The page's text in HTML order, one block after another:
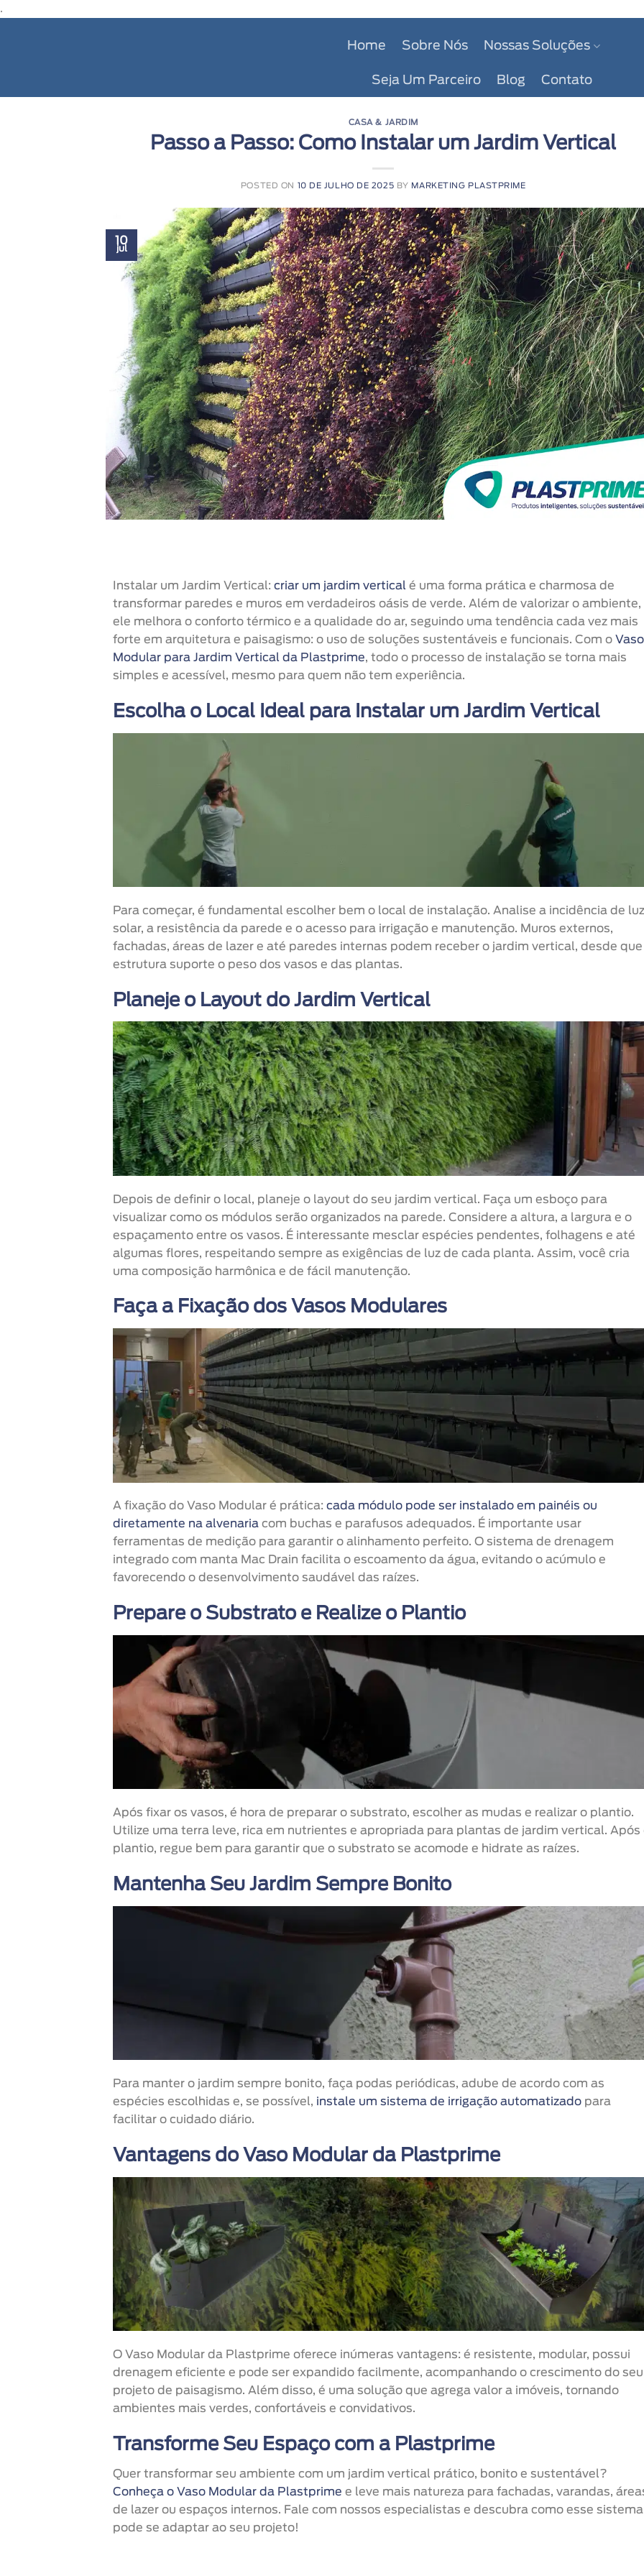
.
Home Sobre Nós Nossas Soluções
Seja Um Parceiro Blog Contato
CASA & JARDIM
Passo a Passo: Como Instalar um Jardim Vertical
POSTED ON 10 DE JULHO DE 2025 BY MARKETING PLASTPRIME
10
jul
Instalar um Jardim Vertical: criar um jardim vertical é uma forma prática e charmosa de
transformar paredes e muros em verdadeiros oásis de verde. Além de valorizar o ambiente,
ele melhora o conforto térmico e a qualidade do ar, seguindo uma tendência cada vez mais
forte em arquitetura e paisagismo: o uso de soluções sustentáveis e funcionais. Com o Vaso
Modular para Jardim Vertical da Plastprime, todo o processo de instalação se torna mais
simples e acessível, mesmo para quem não tem experiência.
Escolha o Local Ideal para Instalar um Jardim Vertical
Para começar, é fundamental escolher bem o local de instalação. Analise a incidência de luz
solar, a resistência da parede e o acesso para irrigação e manutenção. Muros externos,
fachadas, áreas de lazer e até paredes internas podem receber o jardim vertical, desde que
estrutura suporte o peso dos vasos e das plantas.
Planeje o Layout do Jardim Vertical
Depois de definir o local, planeje o layout do seu jardim vertical. Faça um esboço para
visualizar como os módulos serão organizados na parede. Considere a altura, a largura e o
espaçamento entre os vasos. É interessante mesclar espécies pendentes, folhagens e até
algumas flores, respeitando sempre as exigências de luz de cada planta. Assim, você cria
uma composição harmônica e de fácil manutenção.
Faça a Fixação dos Vasos Modulares
A fixação do Vaso Modular é prática: cada módulo pode ser instalado em painéis ou
diretamente na alvenaria com buchas e parafusos adequados. É importante usar
ferramentas de medição para garantir o alinhamento perfeito. O sistema de drenagem
integrado com manta Mac Drain facilita o escoamento da água, evitando o acúmulo e
favorecendo o desenvolvimento saudável das raízes.
Prepare o Substrato e Realize o Plantio
Após fixar os vasos, é hora de preparar o substrato, escolher as mudas e realizar o plantio.
Utilize uma terra leve, rica em nutrientes e apropriada para plantas de jardim vertical. Após
plantio, regue bem para garantir que o substrato se acomode e hidrate as raízes.
Mantenha Seu Jardim Sempre Bonito
Para manter o jardim sempre bonito, faça podas periódicas, adube de acordo com as
espécies escolhidas e, se possível, instale um sistema de irrigação automatizado para
facilitar o cuidado diário.
Vantagens do Vaso Modular da Plastprime
O Vaso Modular da Plastprime oferece inúmeras vantagens: é resistente, modular, possui
drenagem eficiente e pode ser expandido facilmente, acompanhando o crescimento do seu
projeto de paisagismo. Além disso, é uma solução que agrega valor a imóveis, tornando
ambientes mais verdes, confortáveis e convidativos.
Transforme Seu Espaço com a Plastprime
Quer transformar seu ambiente com um jardim vertical prático, bonito e sustentável?
Conheça o Vaso Modular da Plastprime e leve mais natureza para fachadas, varandas,
de lazer ou espaços internos. Fale com nossos especialistas e descubra como esse sistema
pode se adaptar ao seu projeto!